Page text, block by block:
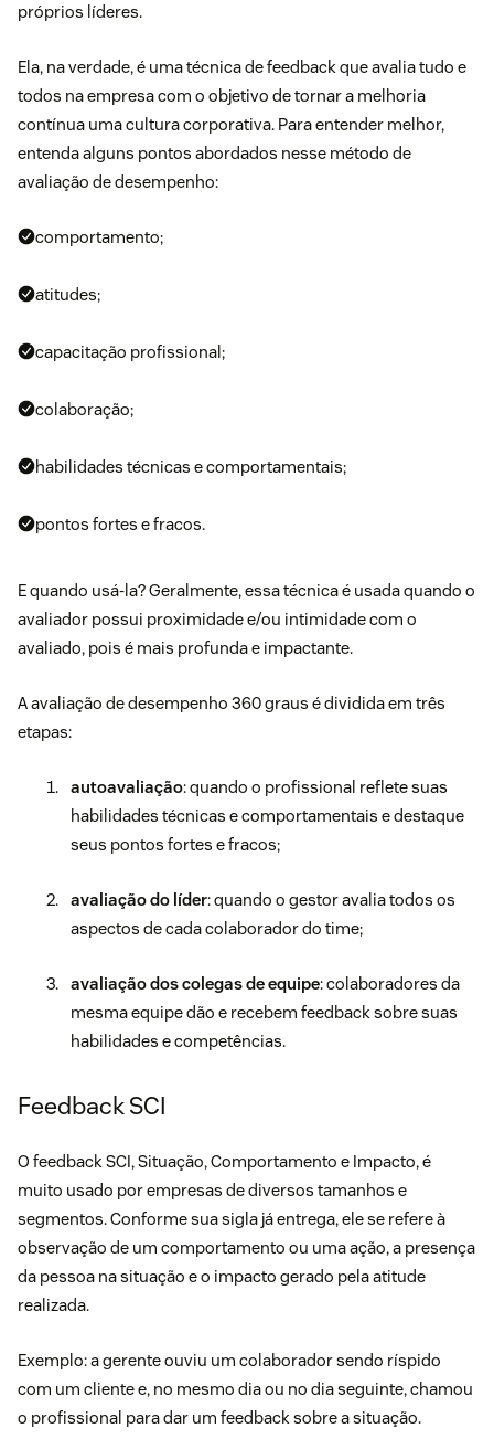
próprios líderes.
Ela, na verdade, é uma técnica de feedback que avalia tudo e
todos na empresa com o objetivo de tornar a melhoria
contínua uma cultura corporativa. Para entender melhor,
entenda alguns pontos abordados nesse método de
avaliação de desempenho:
comportamento;
atitudes;
capacitação profissional;
colaboração;
habilidades técnicas e comportamentais;
pontos fortes e fracos.
E quando usá-la? Geralmente, essa técnica é usada quando o
avaliador possui proximidade e/ou intimidade com o
avaliado, pois é mais profunda e impactante.
A avaliação de desempenho 360 graus é dividida em três
etapas:
autoavaliação: quando o profissional reflete suas
habilidades técnicas e comportamentais e destaque
seus pontos fortes e fracos;
avaliação do líder: quando o gestor avalia todos os
aspectos de cada colaborador do time;
avaliação dos colegas de equipe: colaboradores da
mesma equipe dão e recebem feedback sobre suas
habilidades e competências.
Feedback SCI
O feedback SCI, Situação, Comportamento e Impacto, é
muito usado por empresas de diversos tamanhos e
segmentos. Conforme sua sigla já entrega, ele se refere à
observação de um comportamento ou uma ação, a presença
da pessoa na situação e o impacto gerado pela atitude
realizada.
Exemplo: a gerente ouviu um colaborador sendo ríspido
com um cliente e, no mesmo dia ou no dia seguinte, chamou
o profissional para dar um feedback sobre a situação.